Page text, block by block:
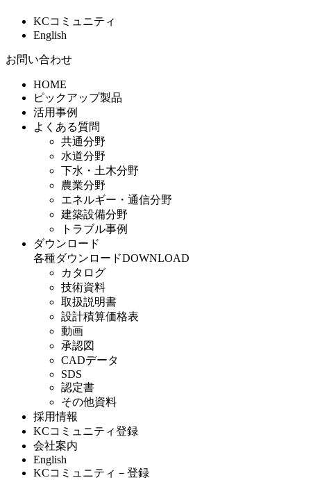
KCコミュニティ
English
お問い合わせ
HOME
ピックアップ製品
活用事例
よくある質問
共通分野
水道分野
下水・土木分野
農業分野
エネルギー・通信分野
建築設備分野
トラブル事例
ダウンロード
各種ダウンロードDOWNLOAD
カタログ
技術資料
取扱説明書
設計積算価格表
動画
承認図
CADデータ
SDS
認定書
その他資料
採用情報
KCコミュニティ登録
会社案内
English
KCコミュニティ－登録